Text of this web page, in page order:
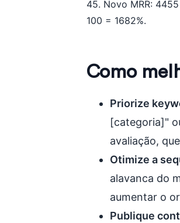
45. Novo MRR:
100 = 1682%.
Como
Priorize
[categoria]"
avaliação,
Otimize a
alavanca do
aumentar o
Publique